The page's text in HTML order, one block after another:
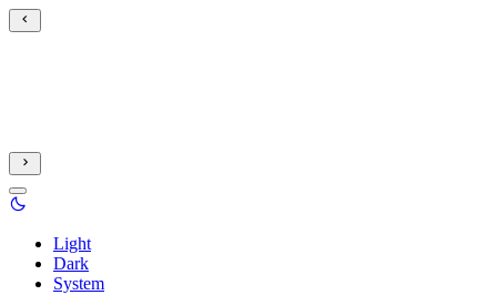
Light
Dark
System